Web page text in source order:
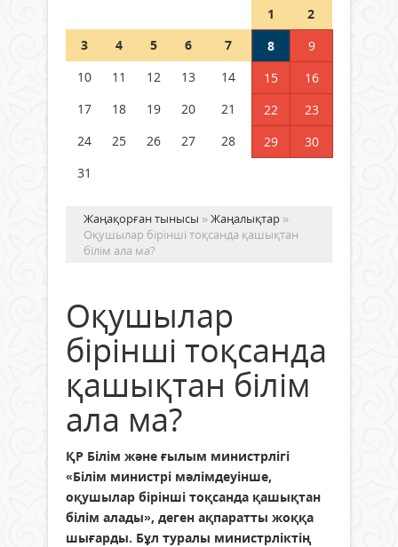
Шетелде жүрген Қазақстан
азаматтары қалай дауыс бере
1
2
3
4 5 6 7 8
9
10
11 12 13 14 15
16
17
18 19 20 21 22
23
24
25 26 27 28 29
30
31
Жаңақорған тынысы »Жаңалықтар »
Оқушылар бірінші тоқсанда қашықтан
білім ала ма?
Оқушылар
бірінші тоқсанда
қашықтан білім
ала ма?
ҚР Білім және ғылым министрлігі
«Білім министрі мәлімдеуінше,
оқушылар бірінші тоқсанда қашықтан
білім алады», деген ақпаратты жоққа
шығарды. Бұл туралы министрліктің